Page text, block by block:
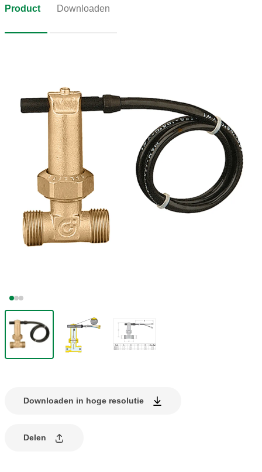
Product Downloaden
Downloaden in hoge resolutie
Delen